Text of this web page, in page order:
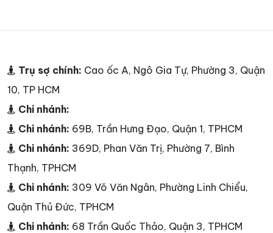
Trụ sợ chính: Cao ốc A, Ngô Gia Tự, Phường 3, Quận
10, TP HCM
Chi nhánh:
Chi nhánh: 69B, Trần Hưng Đạo, Quận 1, TPHCM
Chi nhánh: 369D, Phan Văn Trị, Phường 7, Bình
Thạnh, TPHCM
Chi nhánh: 309 Võ Văn Ngân, Phường Linh Chiểu,
Quận Thủ Đức, TPHCM
Chi nhánh: 68 Trần Quốc Thảo, Quận 3, TPHCM